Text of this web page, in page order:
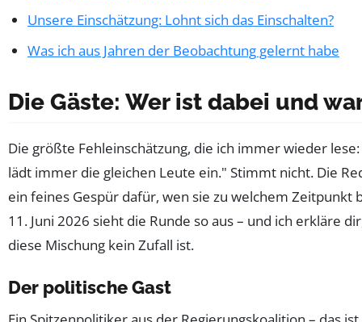
Unsere Einschätzung: Lohnt sich das Einschalten?
Was ich aus Jahren der Beobachtung gelernt habe
Die Gäste: Wer ist dabei und
Die größte Fehleinschätzung, die ich immer wieder
lädt immer die gleichen Leute ein." Stimmt nicht. Die
ein feines Gespür dafür, wen sie zu welchem Zeitpunkt
11. Juni 2026 sieht die Runde so aus – und ich erkläre
diese Mischung kein Zufall ist.
Der politische Gast